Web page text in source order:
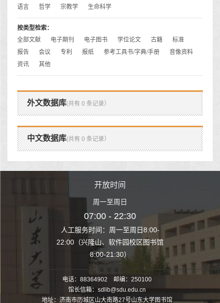
语言
哲学 宗教学 生命科学
按类型检索：
全部文献
电子期刊 电子图书 学位论文 古籍
标准
报告
会议 专利 报纸 参考工具书/字典/手册
音像资料
资讯
其他
外文数据库(共有 0 条记录）
中文数据库(共有 0 条记录）
至周日8:00-
园校区图书馆
开放时间
周一至周日
07:00 - 22:30
人工服务时间：周一至周日8:00-
22:00（兴隆山、软件园校区图书馆
8:00-21:30）
人工服务时间
22:00（兴隆山
电话：88364902 邮编：250100
馆长信箱：sdlib@sdu.edu.cn
地址：济南市历城区山大南路27号山东大学图书馆